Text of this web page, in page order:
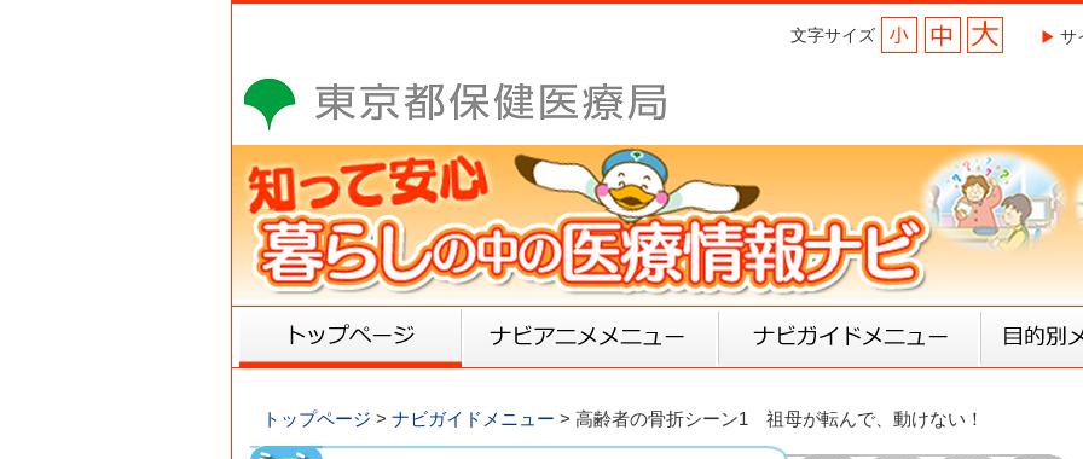
文字サイズ 小 中 大 サ
トップページ > ナビガイドメニュー > 高齢者の骨折シーン1 祖母が転んで、動けない！